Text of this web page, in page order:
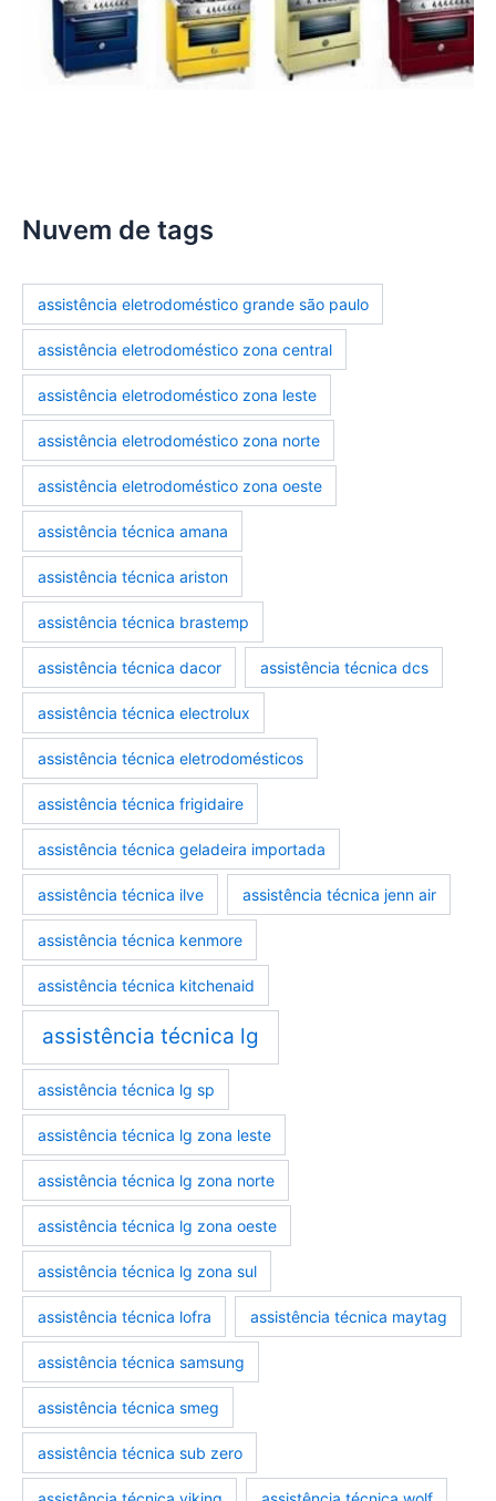
assistencia-tecnica-fogoes
assistencia-tecnica-eletrodomesticos
marcas-eletrodomesticos
Nuvem de tags
assistência eletrodoméstico grande são paulo
assistência eletrodoméstico zona central
assistência eletrodoméstico zona leste
assistência eletrodoméstico zona norte
assistência eletrodoméstico zona oeste
assistência técnica amana
assistência técnica ariston
assistência técnica brastemp
assistência técnica dacor assistência técnica dcs
assistência técnica electrolux
assistência técnica eletrodomésticos
assistência técnica frigidaire
assistência técnica geladeira importada
assistência técnica ilve assistência técnica jenn air
assistência técnica kenmore
assistência técnica kitchenaid
assistência técnica lg
assistência técnica lg sp
assistência técnica lg zona leste
assistência técnica lg zona norte
assistência técnica lg zona oeste
assistência técnica lg zona sul
assistência técnica lofra assistência técnica maytag
assistência técnica samsung
assistência técnica smeg
assistência técnica sub zero